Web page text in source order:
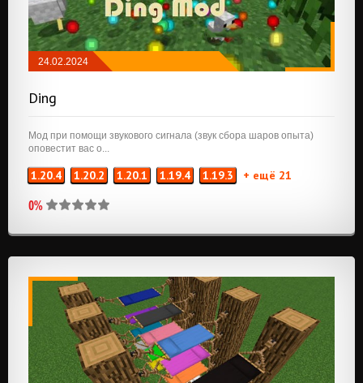
24.02.2024
Ding
Мод при помощи звукового сигнала (звук сбора шаров опыта)
оповестит вас о...
1.20.4 1.20.2 1.20.1 1.19.4 1.19.3 + ещё 21
0%